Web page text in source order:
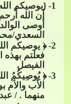
1
-{يوصيكم
أن الله
أوصى
السعدي/
2
-﴿ يوصيكم
فعلتم بهذه
الفيصل
3
-﴿ يُوصِيكُم
الأب والأم
منهما . /